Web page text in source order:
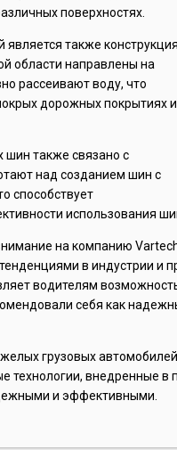
поверхностях.
также конструкция
области направлены на
рассеивают воду, что
дорожных покрытиях и
шин также связано с
над созданием шин с
способствует
использования
на компанию
в индустрии и
водителям
себя как
грузовых
внедренные в
и эффективными.